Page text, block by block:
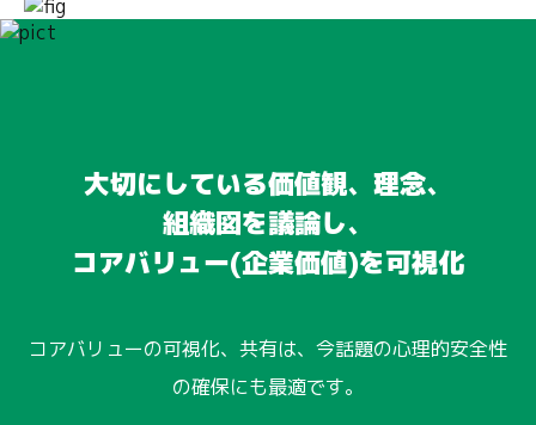
大切にしている価値観、理念、
組織図を議論し、
コアバリュー(企業価値)を可視化
コアバリューの可視化、共有は、今話題の心理的安全性
の確保にも最適です。